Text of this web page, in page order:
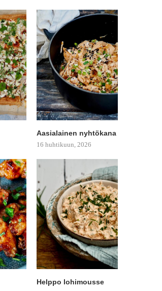
Aasialainen nyhtökana
16 huhtikuun, 2026
Helppo lohimousse